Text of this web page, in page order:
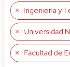
Ingeniería y
Universidad
Facultad de